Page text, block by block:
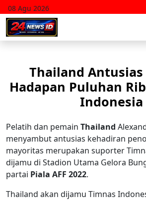
08 Agu 2026
Thailand
Hadapan Puluhan
Indonesia
Pelatih dan pemain Thailand
menyambut antusias kehadiran
mayoritas merupakan suporter
dijamu di Stadion Utama Gelora
partai Piala AFF 2022.
Thailand akan dijamu Timnas